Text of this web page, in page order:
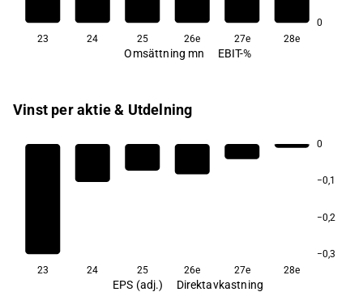
0
23 24 25 26e 27e 28e
Omsättning mn EBIT-%
Vinst per aktie & Utdelning
0
−0,1
−0,2
−0,3
23
24 25 26e 27e 28e
EPS (adj.) Direktavkastning